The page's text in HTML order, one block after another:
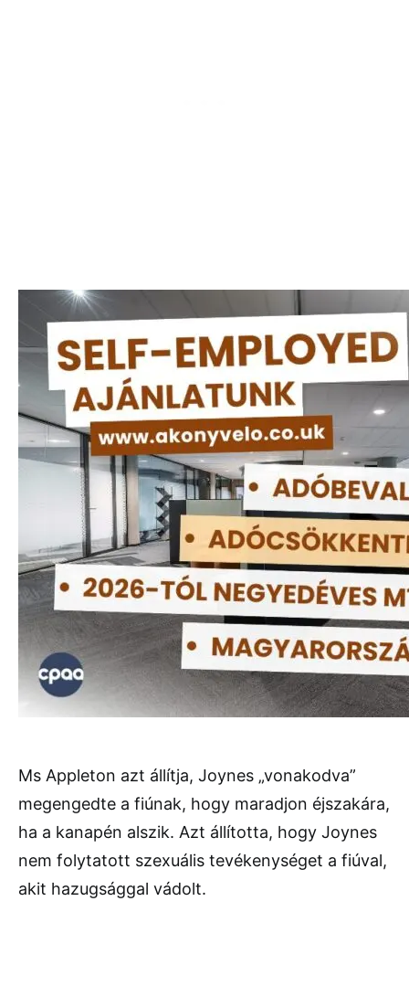
Ms Appleton azt állítja, Joynes „vonakodva”
megengedte a fiúnak, hogy maradjon éjszakára,
ha a kanapén alszik. Azt állította, hogy Joynes
nem folytatott szexuális tevékenységet a fiúval,
akit hazugsággal vádolt.